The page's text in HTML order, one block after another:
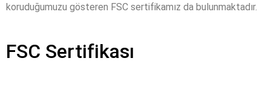
koruduğumuzu gösteren FSC sertifikamız da bulunmaktadır.
FSC Sertifikası